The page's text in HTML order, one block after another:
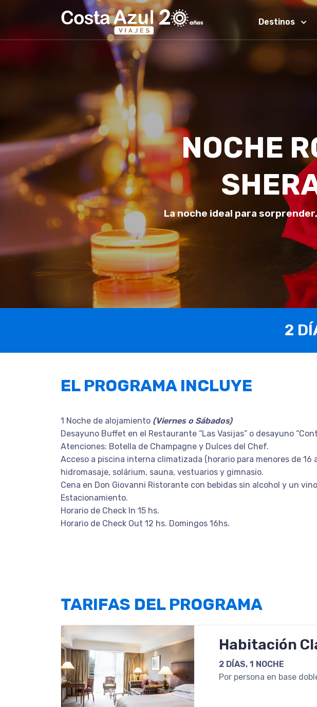
Destinos
NOCHE
La noche ideal para
2
EL PROGRAMA INCLUYE
1 Noche de alojamiento (Viernes o Sábados)
Desayuno Buffet en el Restaurante “Las Vasijas” o desayuno
Atenciones: Botella de Champagne y Dulces del Chef.
Acceso a piscina interna climatizada (horario para menores de
hidromasaje, solárium, sauna, vestuarios y gimnasio.
Cena en Don Giovanni Ristorante con bebidas sin alcohol y un
Estacionamiento.
Horario de Check In 15 hs.
Horario de Check Out 12 hs. Domingos 16hs.
TARIFAS DEL PROGRAMA
Habitación
2 DÍAS, 1 NOCHE
Por persona en base